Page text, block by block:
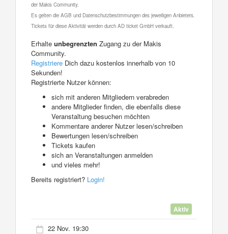
der Makis Community.
Es gelten die AGB und Datenschutzbestimmungen des jeweiligen Anbieters.
Tickets für diese Aktivität werden durch AD ticket GmbH verkauft.
Erhalte unbegrenzten Zugang zu der Makis
Community.
Registriere Dich dazu kostenlos innerhalb von 10
Sekunden!
Registrierte Nutzer können:
sich mit anderen Mitgliedern verabreden
andere Mitglieder finden, die ebenfalls diese
Veranstaltung besuchen möchten
Kommentare anderer Nutzer lesen/schreiben
Bewertungen lesen/schreiben
Tickets kaufen
sich an Veranstaltungen anmelden
und vieles mehr!
Bereits registriert? Login!
Aktiv
22 Nov. 19:30